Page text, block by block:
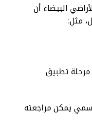
البيضاء أن
مثل:
مرحلة تطبيق
يمكن مراجعته